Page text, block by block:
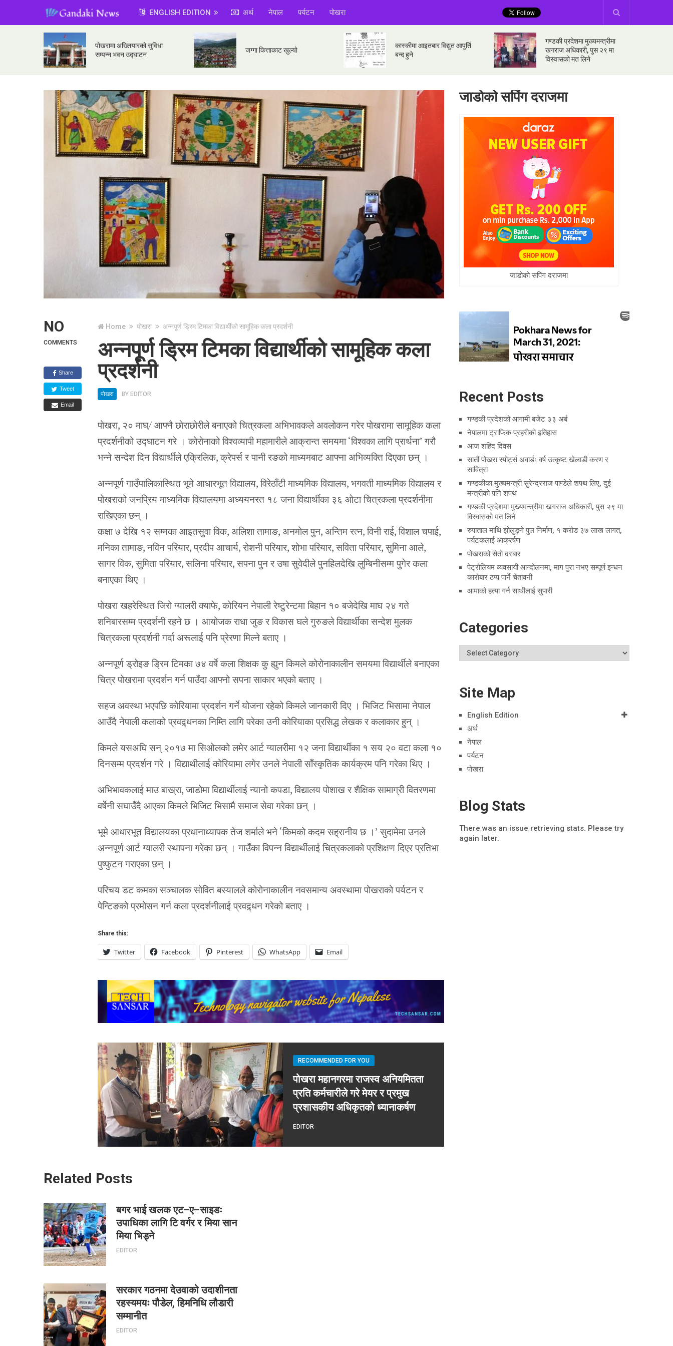
ENGLISH EDITION अर्थ नेपाल पर्यटन पोखरा
पोखरामा अख्तियारको सुविधा
सम्पन्न भवन उद्घाटन
जग्गा कित्ताकाट खुल्यो
कास्कीमा आइतबार विद्युत आपुर्ति
बन्द हुने
गण्डकी प्रदेशमा मुख्यमन्त्रीमा
खगराज अधिकारी, पुस २९ मा
विस्वासको मत लिने
NO
COMMENTS
Share
Tweet
Email
Home पोखरा अन्नपूर्ण ड्रिम टिमका विद्यार्थीको सामूहिक कला प्रदर्शनी
अन्नपूर्ण ड्रिम टिमका विद्यार्थीको सामूहिक कला
प्रदर्शनी
पोखरा BY EDITOR
पोखरा, २० माघ/ आफ्नै छोराछोरीले बनाएको चित्रकला अभिभावकले अवलोकन गरेर पोखरामा सामूहिक कला
प्रदर्शनीको उद्घाटन गरे । कोरोनाको विश्वव्यापी महामारीले आक्रान्त समयमा ‘विश्वका लागि प्रार्थना’ गरौ
भन्ने सन्देश दिन विद्यार्थीले एक्रिलिक, क्रेपर्स र पानी रङको माध्यमबाट आफ्ना अभिव्यक्ति दिएका छन् ।
अन्नपूर्ण गाउँपालिकास्थित भूमे आधारभूत विद्यालय, विरेठाँटी माध्यमिक विद्यालय, भगवती माध्यमिक विद्यालय र
पोखराको जनप्रिय माध्यमिक विद्यालयमा अध्ययनरत १८ जना विद्यार्थीका ३६ ओटा चित्रकला प्रदर्शनीमा
राखिएका छन् ।
कक्षा ७ देखि १२ सम्मका आइतसुवा विक, अलिशा तामाङ, अनमोल पुन, अन्तिम रत्न, विनी राई, विशाल चपाई,
मनिका तामाङ, नविन परियार, प्रदीप आचार्य, रोशनी परियार, शोभा परियार, सविता परियार, सुमिना आले,
सागर विक, सुमिता परियार, सलिना परियार, सपना पुन र उषा सुवेदीले पुनहिलदेखि लुम्बिनीसम्म पुगेर कला
बनाएका थिए ।
पोखरा खहरेस्थित जिरो ग्यालरी क्याफे, कोरियन नेपाली रेष्टुरेन्टमा बिहान १० बजेदेखि माघ २४ गते
शनिबारसम्म प्रदर्शनी रहने छ । आयोजक राधा जुङ र विकास घले गुरुङले विद्यार्थीका सन्देश मुलक
चित्रकला प्रदर्शनी गर्दा अरूलाई पनि प्रेरणा मिल्ने बताए ।
अन्नपूर्ण ड्रोइङ ड्रिम टिमका ७४ वर्षे कला शिक्षक कु ह्युन किमले कोरोनाकालीन समयमा विद्यार्थीले बनाएका
चित्र पोखरामा प्रदर्शन गर्न पाउँदा आफ्नो सपना साकार भएको बताए ।
सहज अवस्था भएपछि कोरियामा प्रदर्शन गर्ने योजना रहेको किमले जानकारी दिए । भिजिट भिसामा नेपाल
आउँदै नेपाली कलाको प्रवद्र्धनका निम्ति लागि परेका उनी कोरियाका प्रसिद्ध लेखक र कलाकार हुन् ।
किमले यसअघि सन् २०१७ मा सिओलको लमेर आर्ट ग्यालरीमा १२ जना विद्यार्थीका १ सय २० वटा कला १०
दिनसम्म प्रदर्शन गरे । विद्याथीलाई कोरियामा लगेर उनले नेपाली साँस्कृतिक कार्यक्रम पनि गरेका थिए ।
अभिभावकलाई माउ बाख्रा, जाडोमा विद्यार्थीलाई न्यानो कपडा, विद्यालय पोशाख र शैक्षिक सामाग्री वितरणमा
वर्षेनी सघाउँदै आएका किमले भिजिट भिसामै समाज सेवा गरेका छन् ।
भूमे आधारभूत विद्यालयका प्रधानाध्यापक तेज शर्माले भने ‘किमको कदम सह्रानीय छ ।’ सुदामेमा उनले
अन्नपूर्ण आर्ट ग्यालरी स्थापना गरेका छन् । गाउँका विपन्न विद्यार्थीलाई चित्रकलाको प्रशिक्षण दिएर प्रतिभा
पुष्फुटन गराएका छन् ।
परिचय डट कमका सञ्चालक सोवित बस्यालले कोरोनाकालीन नवसमान्य अवस्थामा पोखराको पर्यटन र
पेन्टिङको प्रमोसन गर्न कला प्रदर्शनीलाई प्रवद्र्धन गरेको बताए ।
Share this:
Twitter Facebook Pinterest WhatsApp Email
RECOMMENDED FOR YOU
पोखरा महानगरमा राजस्व अनियमितता
प्रति कर्मचारीले गरे मेयर र प्रमुख
प्रशासकीय अधिकृतको ध्यानाकर्षण
EDITOR
Related Posts
बगर भाई खलक एट–ए–साइडः
उपाधिका लागि टि वर्गर र मिया सान
मिया भिड्ने
EDITOR
सरकार गठनमा देउवाको उदाशीनता
रहस्यमयः पौडेल, हिमनिधि लौडारी
सम्मानीत
EDITOR
जाडोको सपिंग दराजमा
जाडोको सपिंग दराजमा
Recent Posts
गण्डकी प्रदेशको आगामी बजेट ३३ अर्ब
नेपालमा ट्राफिक प्रहरीको इतिहास
आज शहिद दिवस
सातौं पोखरा स्पोर्ट्स अवार्डः वर्ष उत्कृष्ट खेलाडी करण र
सावित्रा
गण्डकीका मुख्यमन्त्री सुरेन्द्रराज पाण्डेले शपथ लिए, दुई
मन्त्रीको पनि शपथ
गण्डकी प्रदेशमा मुख्यमन्त्रीमा खगराज अधिकारी, पुस २९ मा
विस्वासको मत लिने
रुपाताल माथि झोलुङ्गे पुल निर्माण, १ करोड ३७ लाख लागत,
पर्यटकलाई आक्रर्षण
पोखराको सेतो दरबार
पेट्रोलियम व्यवसायी आन्दोलनमा, माग पुरा नभए सम्पूर्ण इन्धन
कारोबार ठप्प पार्ने चेतावनी
आमाको हत्या गर्न साथीलाई सुपारी
Categories
Site Map
English Edition
अर्थ
नेपाल
पर्यटन
पोखरा
Blog Stats
There was an issue retrieving stats. Please try
again later.